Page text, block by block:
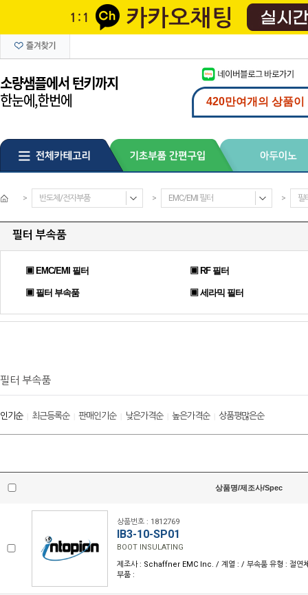
> 반도체/전자부품 > EMC/EMI 필터 > 필
필터 부속품
▣ EMC/EMI 필터 ▣ RF 필터
▣ 필터 부속품 ▣ 세라믹 필터
필터 부속품
인기순| 최근등록순| 판매인기순| 낮은가격순| 높은가격순| 상품평많은순
상품명/제조사/Spec
상품번호 : 1812769
IB3-10-SP01
BOOT INSULATING
제조사 : Schaffner EMC Inc. / 계열 : / 부속품 유형 : 절연
부품 :